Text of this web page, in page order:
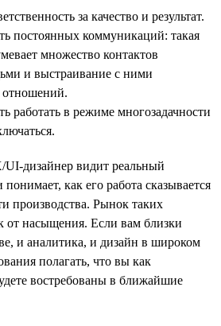
за качество и результат.
постоянных коммуникаций: такая
множество контактов
и выстраивание с ними
работать в режиме многозадачности
дизайнер видит реальный
понимает, как его работа сказывается
производства. Рынок таких
от насыщения. Если вам близки
и аналитика, и дизайн в широком
полагать, что вы как
востребованы в ближайшие